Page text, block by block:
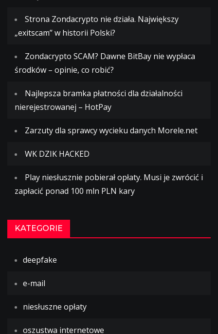
Strona Zondacrypto nie działa. Największy
„exitscam” w historii Polski?
Zondacrypto SCAM? Dawne BitBay nie wypłaca
środków – opinie, co robić?
Najlepsza bramka płatności dla działalności
nierejestrowanej – HotPay
Zarzuty dla sprawcy wycieku danych Morele.net
WK DZIK HACKED
Play niesłusznie pobierał opłaty. Musi je zwrócić i
zapłacić ponad 100 mln PLN kary
KATEGORIE
deepfake
e-mail
niesłuszne opłaty
oszustwa internetowe